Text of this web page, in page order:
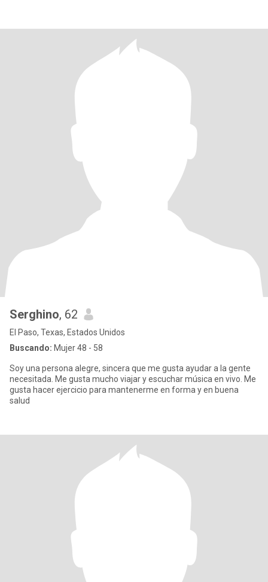
Serghino, 62
El Paso, Texas, Estados Unidos
Buscando: Mujer 48 - 58
Soy una persona alegre, sincera que me gusta ayudar a la gente
necesitada. Me gusta mucho viajar y escuchar música en vivo. Me
gusta hacer ejercicio para mantenerme en forma y en buena
salud